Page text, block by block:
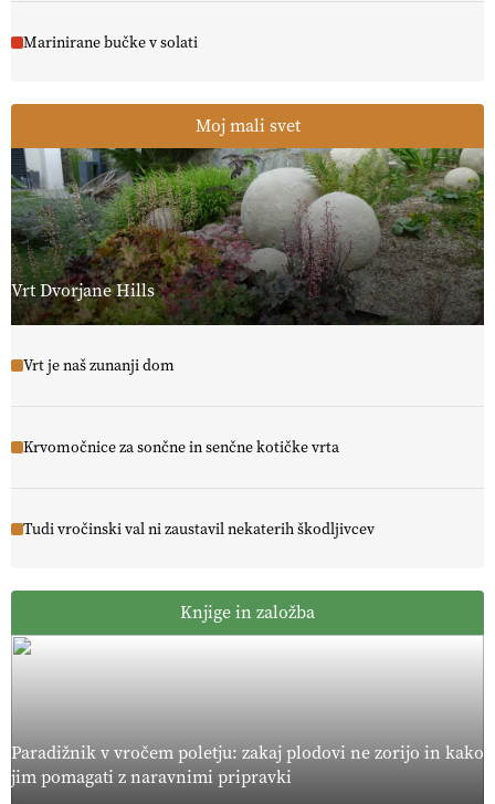
Marinirane bučke v solati
Moj mali svet
Vrt Dvorjane Hills
Vrt je naš zunanji dom
Krvomočnice za sončne in senčne kotičke vrta
Tudi vročinski val ni zaustavil nekaterih škodljivcev
Knjige in založba
Paradižnik v vročem poletju: zakaj plodovi ne zorijo in kako
jim pomagati z naravnimi pripravki